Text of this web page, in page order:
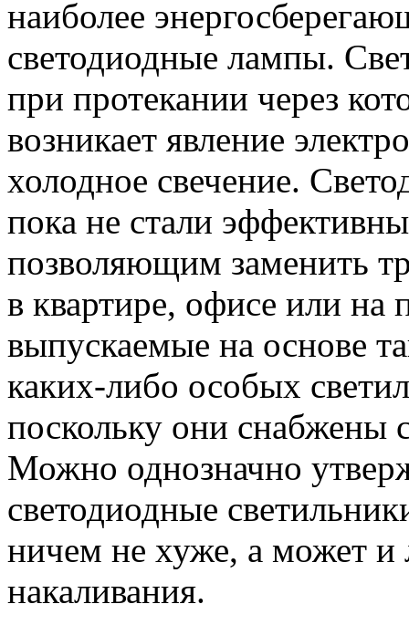
наиболее
светодиодные лампы.
при протекании через
возникает явление
холодное свечение.
пока не стали
позволяющим заменить
в квартире, офисе или на
выпускаемые на основе
каких-либо особых
поскольку они снабжены
Можно однозначно
светодиодные
ничем не хуже, а может
накаливания.